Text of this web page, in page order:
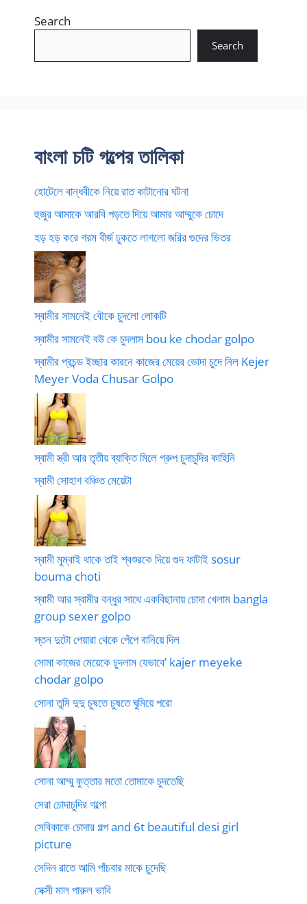
Search
Search
বাংলা চটি গল্পের তালিকা
হোটেলে বান্ধবীকে নিয়ে রাত কাটানোর ঘটনা
হুজুর আমাকে আরবি পড়তে দিয়ে আমার আম্মুকে চোদে
হড় হড় করে গরম বীর্জ ঢুকতে লাগলো জরির গুদের ভিতর
স্বামীর সামনেই বৌকে চুদলো লোকটি
স্বামীর সামনেই বউ কে চুদলাম bou ke chodar golpo
স্বামীর প্রচন্ড ইচ্ছার কারনে কাজের মেয়ের ভোদা চুদে নিল Kejer
Meyer Voda Chusar Golpo
স্বামী স্ত্রী আর তৃতীয় ব্যাক্তি মিলে গ্রুপ চুদাচুদির কাহিনি
স্বামী সোহাগ বঞ্চিত মেয়েটা
স্বামী মুম্বাই থাকে তাই শ্বশুরকে দিয়ে গুদ ফাটাই sosur
bouma choti
স্বামী আর স্বামীর বন্ধুর সাথে একবিছানায় চোদা খেলাম bangla
group sexer golpo
স্তন দুটো পেয়ারা থেকে পেঁপে বানিয়ে দিল
সোমা কাজের মেয়েকে চুদলাম যেভাবে’ kajer meyeke
chodar golpo
সোনা তুমি দুদু চুষতে চুষতে ঘুমিয়ে পরো
সোনা আম্মু কুত্তার মতো তোমাকে চুদতেছি
সেরা চোদাচুদির গল্পো
সেবিকাকে চোদার গল্প and 6t beautiful desi girl
picture
সেদিন রাতে আমি পাঁচবার মাকে চুদেছি
সেক্সী মাল পারুল ভাবি